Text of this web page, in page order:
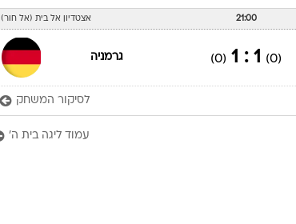
21:00 אצטדיון אל בית (אל חור)
(0)
1 : 1
(0) גרמניה
לסיקור המשחק
עמוד ליגה בית ה'